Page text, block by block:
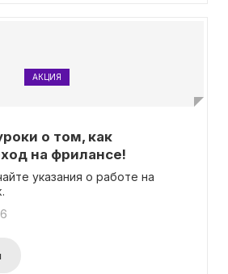
АКЦИЯ
о том, как
на фрилансе!
указания о работе на